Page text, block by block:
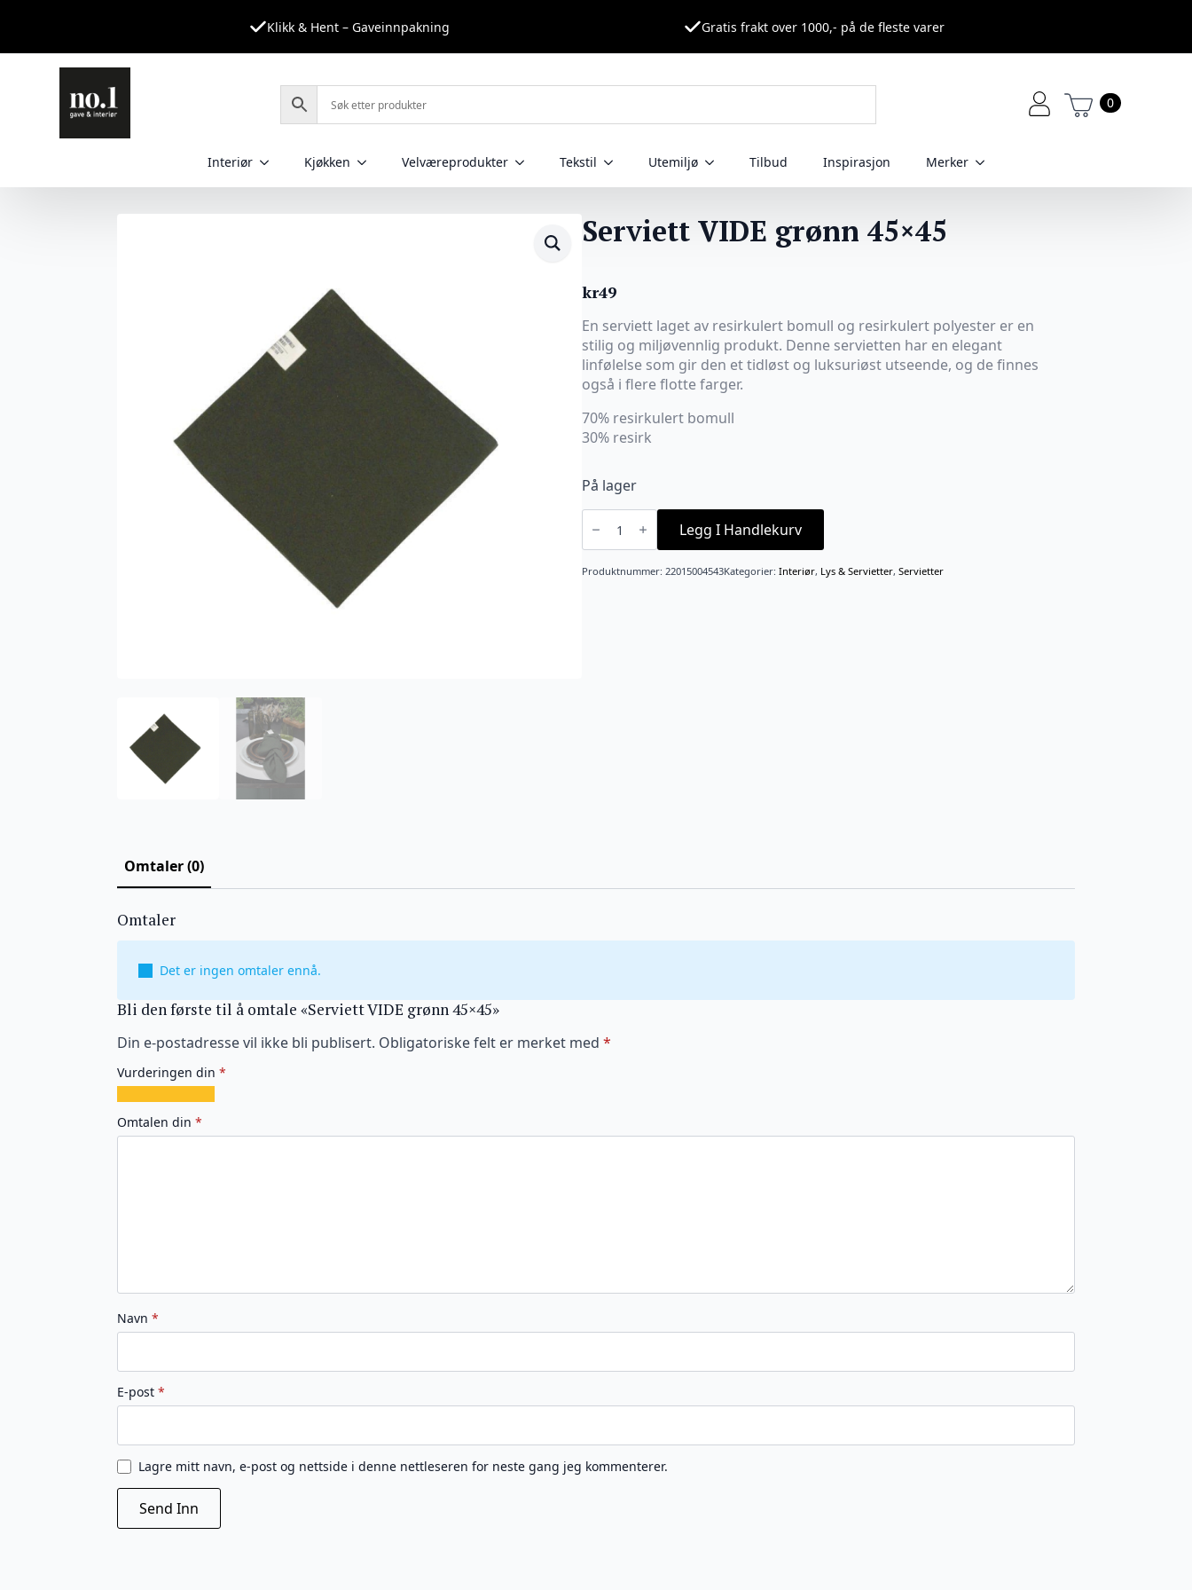
Klikk & Hent – Gaveinnpakning Gratis frakt over 1000,- på de fleste varer
0
Interiør Kjøkken Velværeprodukter Tekstil Utemiljø Tilbud Inspirasjon Merker
Serviett VIDE grønn 45×45
kr49
En serviett laget av resirkulert bomull og resirkulert polyester er en
stilig og miljøvennlig produkt. Denne servietten har en elegant
linfølelse som gir den et tidløst og luksuriøst utseende, og de finnes
også i flere flotte farger.
70% resirkulert bomull
30% resirk
På lager
Serviett
VIDE
45x45
antall
Legg I Handlekurv
Produktnummer: 22015004543Kategorier: Interiør, Lys & Servietter, Servietter
Omtaler (0)
Omtaler
Det er ingen omtaler ennå.
Bli den første til å omtale «Serviett VIDE grønn 45×45»
Din e-postadresse vil ikke bli publisert. Obligatoriske felt er merket med *
Vurderingen din *
av
5
av
5
av
5
av
5
av
5
Omtalen din *
Navn *
E-post *
Lagre mitt navn, e-post og nettside i denne nettleseren for neste gang jeg kommenterer.